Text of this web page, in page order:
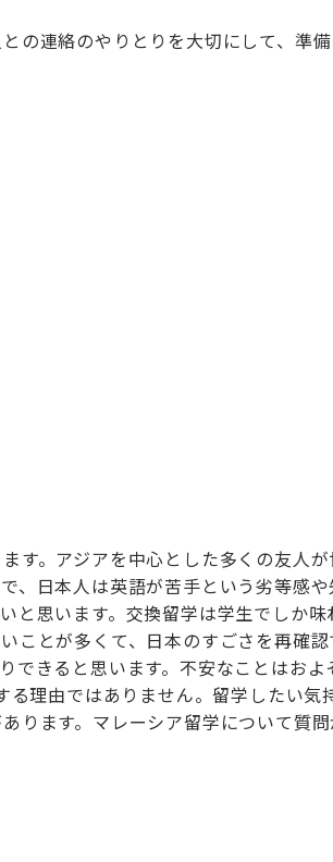
の連絡のやりとりを大切にして、準
す。アジアを中心とした多くの友人が
、日本人は英語が苦手という劣等感や
と思います。交換留学は学生でしか味
ことが多くて、日本のすごさを再確認
できると思います。不安なことはおよ
理由ではありません。留学したい気
ります。マレーシア留学について質